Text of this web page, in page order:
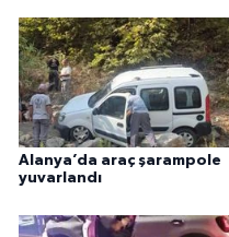
Alanya’da araç şarampole
yuvarlandı